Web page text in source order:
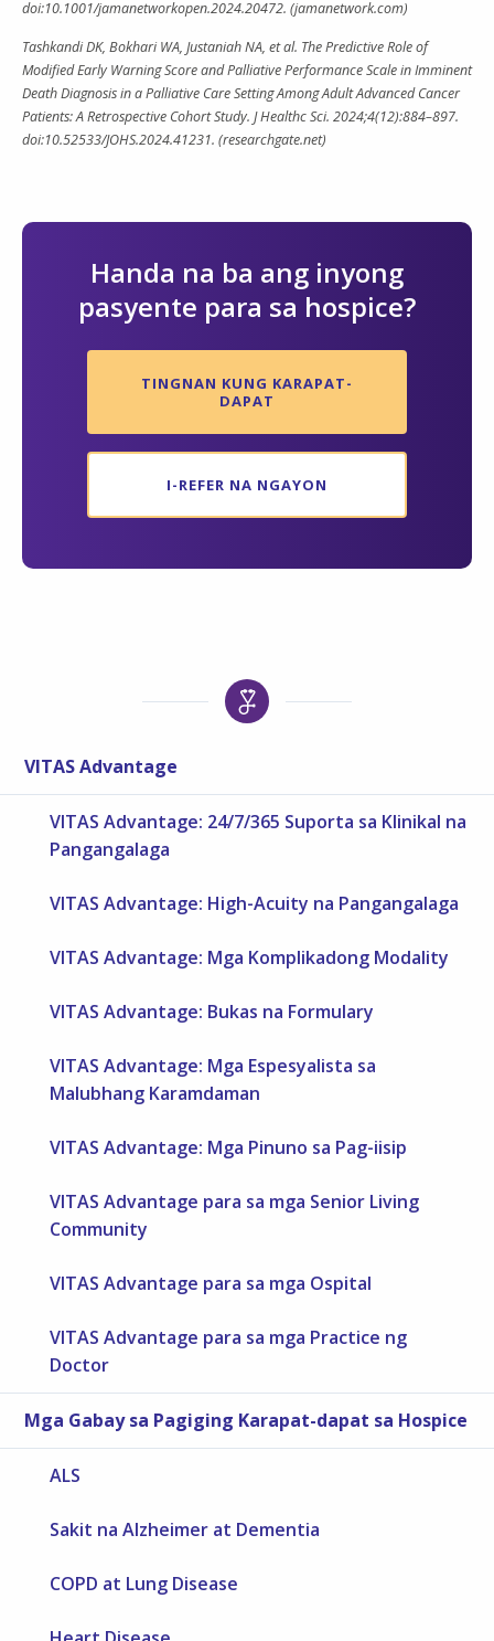
doi:10.1001/jamanetworkopen.2024.20472. (jamanetwork.com)
Tashkandi DK, Bokhari WA, Justaniah NA, et al. The Predictive Role of
Modified Early Warning Score and Palliative Performance Scale in Imminent
Death Diagnosis in a Palliative Care Setting Among Adult Advanced Cancer
Patients: A Retrospective Cohort Study. J Healthc Sci. 2024;4(12):884–897.
doi:10.52533/JOHS.2024.41231. (researchgate.net)
Handa na ba ang inyong
pasyente para sa hospice?
TINGNAN KUNG KARAPAT-
DAPAT
I-REFER NA NGAYON
VITAS Advantage
VITAS Advantage: 24/7/365 Suporta sa Klinikal na
Pangangalaga
VITAS Advantage: High-Acuity na Pangangalaga
VITAS Advantage: Mga Komplikadong Modality
VITAS Advantage: Bukas na Formulary
VITAS Advantage: Mga Espesyalista sa
Malubhang Karamdaman
VITAS Advantage: Mga Pinuno sa Pag-iisip
VITAS Advantage para sa mga Senior Living
Community
VITAS Advantage para sa mga Ospital
VITAS Advantage para sa mga Practice ng
Doctor
Mga Gabay sa Pagiging Karapat-dapat sa Hospice
ALS
Sakit na Alzheimer at Dementia
COPD at Lung Disease